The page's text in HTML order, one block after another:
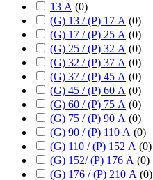
13 А (0)
(G) 13 / (P) 17 А (0)
(G) 17 / (P) 25 А (0)
(G) 25 / (P) 32 А (0)
(G) 32 / (P) 37 А (0)
(G) 37 / (P) 45 А (0)
(G) 45 / (P) 60 А (0)
(G) 60 / (P) 75 А (0)
(G) 75 / (P) 90 А (0)
(G) 90 / (P) 110 А (0)
(G) 110 / (P) 152 А (0)
(G) 152/ (P) 176 А (0)
(G) 176 / (P) 210 А (0)